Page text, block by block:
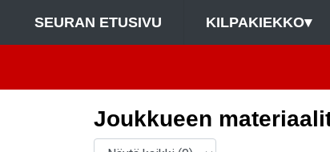
SEURAN ETUSIVU KILPAKIEKKO▾
Joukkueen